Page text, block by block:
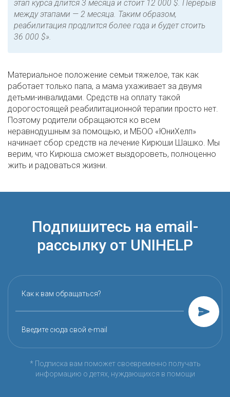
этап курса длится 3 месяца и стоит 12 000 $. Перерыв
между этапами — 2 месяца. Таким образом,
реабилитация продлится более года и будет стоить
36 000 $».
Материальное положение семьи тяжелое, так как
работает только папа, а мама ухаживает за двумя
детьми-инвалидами. Средств на оплату такой
дорогостоящей реабилитационной терапии просто нет.
Поэтому родители обращаются ко всем
неравнодушным за помощью, и МБОО «ЮниХелп»
начинает сбор средств на лечение Кирюши Шашко. Мы
верим, что Кирюша сможет выздороветь, полноценно
жить и радоваться жизни.
Подпишитесь на email-
рассылку от UNIHELP
Как к вам обращаться?
Введите сюда свой e-mail
* Подписка вам поможет своевременно получать
информацию о детях, нуждающихся в помощи